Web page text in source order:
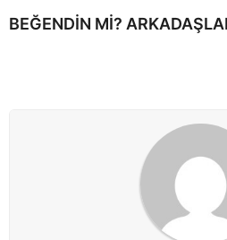
a
BEĞENDIN MI?